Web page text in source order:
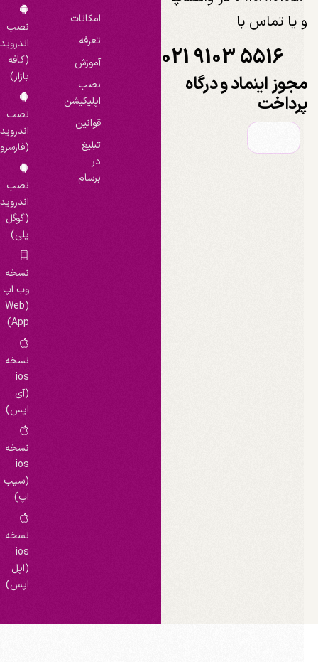
یا تماس با
021 9103 5516
اینماد و درگاه
امکانات
تعرفه
آموزش
نصب
اپلیکیشن
قوانین
تبلیغ
برسام
نصب
اندروید
(کافه
بازار)
نصب
اندروید
(فارسروید)
نصب
اندروید
(گوگل
پلی)
نسخه
وب اپ
(Web
App)
نسخه
اپس)
نسخه
(سیب
اپ)
نسخه
(اپل
اپس)